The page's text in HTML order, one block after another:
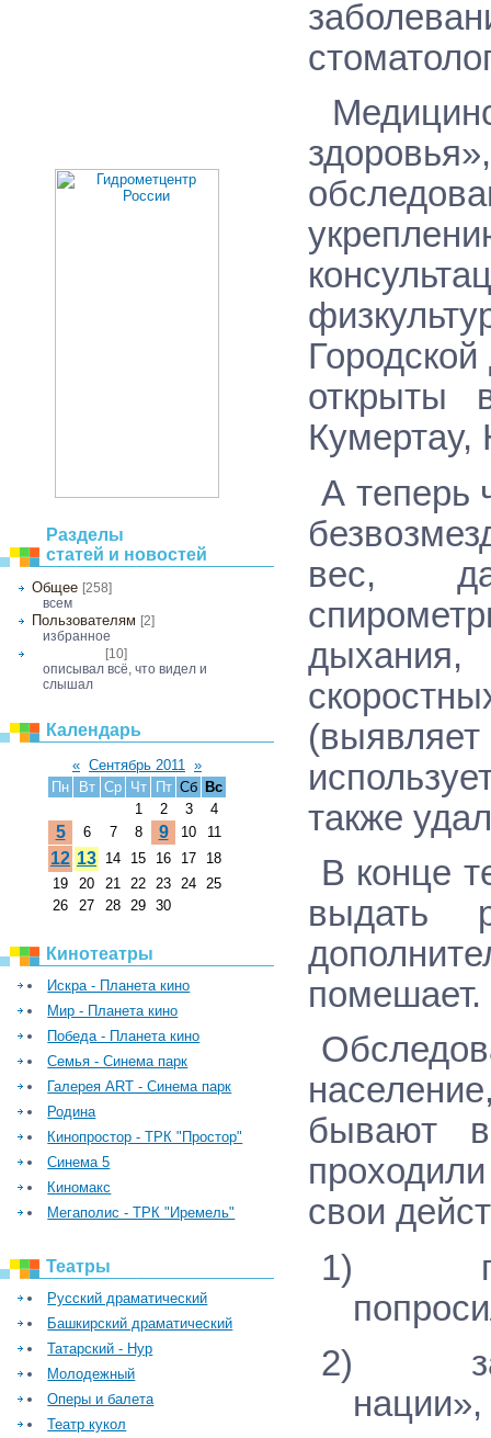
Разделы
статей и новостей
Общее [258]
всем
Пользователям [2]
избранное
[10]
описывал всё, что видел и
слышал
Календарь
« Сентябрь 2011 »
Пн
Вт Ср Чт Пт Сб Вс
1
2 3 4
5 6 7 8 9 10 11
12 13 14 15 16 17
18
19
20 21 22 23 24 25
26
27 28 29 30
Кинотеатры
Искра - Планета кино
Мир - Планета кино
Победа - Планета кино
Семья - Синема парк
Галерея ART - Синема парк
Родина
Кинопростор - ТРК "Простор"
Синема 5
Киномакс
Мегаполис - ТРК "Иремель"
Театры
Русский драматический
Башкирский драматический
Татарский - Нур
Молодежный
Оперы и балета
Театр кукол
открыты
А теперь
вес,
(
также
В конце
выдать
помешает.
бывают
свои
1)
2)